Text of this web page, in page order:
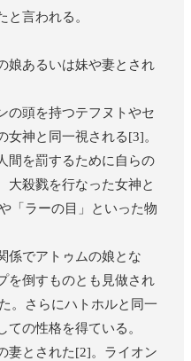
と言われる。
娘あるいは妹や妻とされ
の頭を持つテフヌトやセ
女神と同一視される[3]。
間を罰するために自らの
大殺戮を行なった女神と
「ラーの目」といった物
係でアトゥムの娘とな
を倒すものとも見做され
。さらにハトホルと同一
の性格を得ている。
妻とされた[2]。ライオン